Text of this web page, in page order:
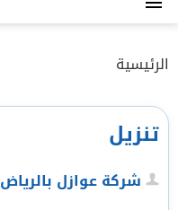
القائمة
الرئيسية
تنزيل
شركة عوازل بالرياض